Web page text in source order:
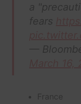
a
fears
—
France